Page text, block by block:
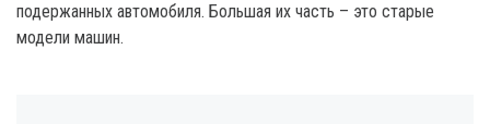
подержанных автомобиля. Большая их часть – это старые
модели машин.